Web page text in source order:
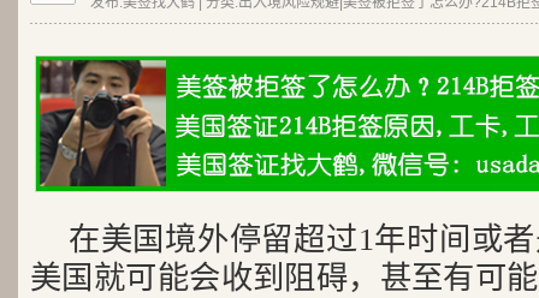
在美国境外停留超过1年时间或
美国就可能会收到阻碍，甚至有可